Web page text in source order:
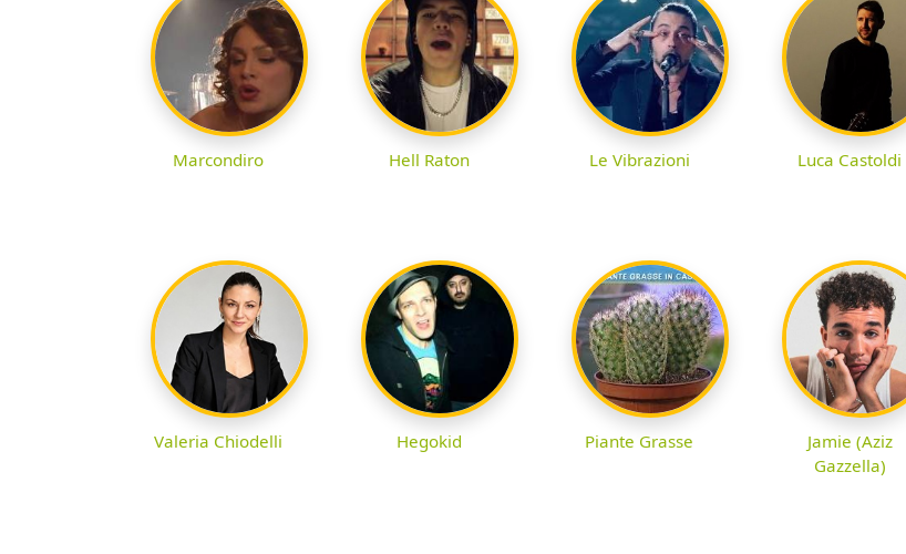
Marcondiro Hell Raton Le Vibrazioni Luca Castoldi
Valeria Chiodelli Hegokid Piante Grasse
Jamie (Aziz
Gazzella)